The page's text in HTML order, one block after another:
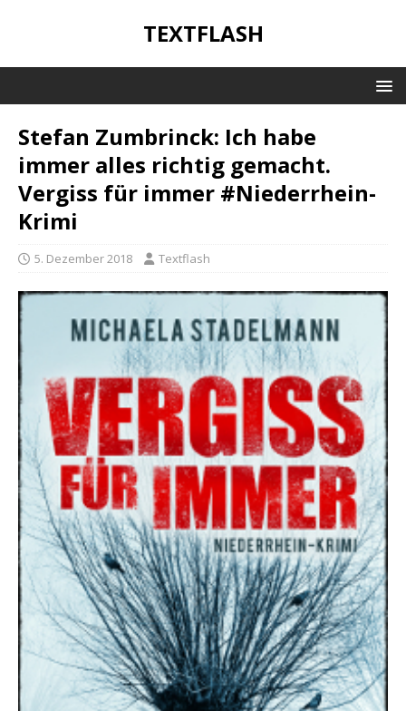
TEXTFLASH
Stefan Zumbrinck: Ich habe
immer alles richtig gemacht.
Vergiss für immer #Niederrhein-
Krimi
5. Dezember 2018 Textflash